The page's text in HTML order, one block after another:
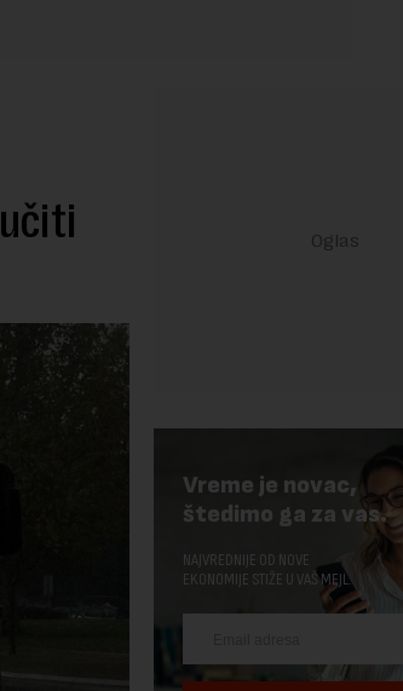
Vreme je novac,
štedimo ga za vas.
NAJVREDNIJE OD NOVE
EKONOMIJE STIŽE U VAŠ MEJL.